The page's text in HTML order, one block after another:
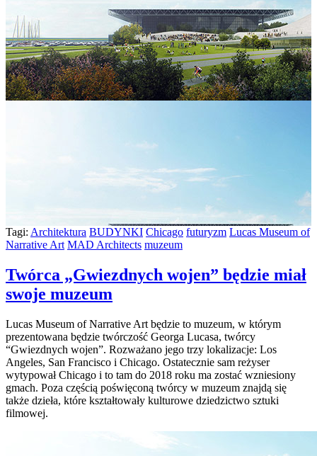
Tagi: Architektura BUDYNKI Chicago futuryzm Lucas Museum of
Narrative Art MAD Architects muzeum
Twórca „Gwiezdnych wojen” będzie miał
swoje muzeum
Lucas Museum of Narrative Art będzie to muzeum, w którym
prezentowana będzie twórczość Georga Lucasa, twórcy
“Gwiezdnych wojen”. Rozważano jego trzy lokalizacje: Los
Angeles, San Francisco i Chicago. Ostatecznie sam reżyser
wytypował Chicago i to tam do 2018 roku ma zostać wzniesiony
gmach. Poza częścią poświęconą twórcy w muzeum znajdą się
także dzieła, które kształtowały kulturowe dziedzictwo sztuki
filmowej.